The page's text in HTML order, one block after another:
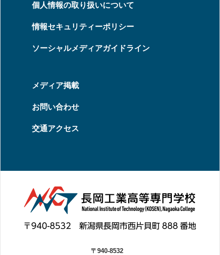
個人情報の取り扱いについて
情報セキュリティーポリシー
ソーシャルメディアガイドライン
メディア掲載
お問い合わせ
交通アクセス
〒940-8532